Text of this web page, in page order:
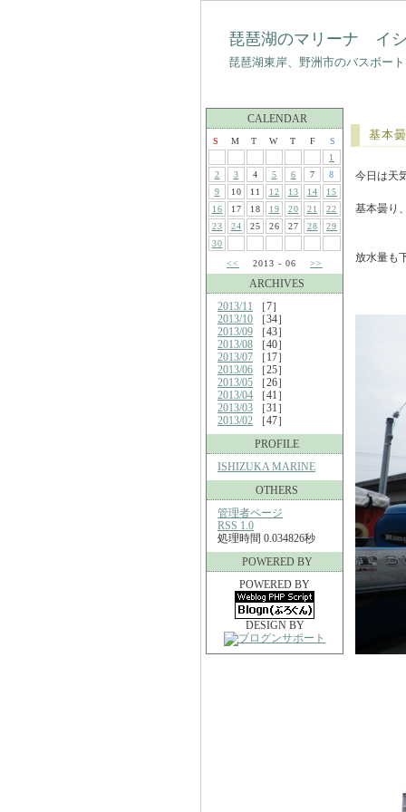
琵琶湖のマリーナ イ
琵琶湖東岸、野洲市のバスボー
CALENDAR
S M T W T F
S
1
2
3 4 5 6 7
8
9
10 11 12 13 14
15
16
17 18 19 20 21
22
23
24 25 26 27 28
29
30
<<
2013 - 06 >>
ARCHIVES
2013/11 ［7］
2013/10 ［34］
2013/09 ［43］
2013/08 ［40］
2013/07 ［17］
2013/06 ［25］
2013/05 ［26］
2013/04 ［41］
2013/03 ［31］
2013/02 ［47］
PROFILE
ISHIZUKA MARINE
OTHERS
管理者ページ
RSS 1.0
処理時間 0.034826秒
POWERED BY
POWERED BY
DESIGN BY
基本
今日は天
基本曇り
放水量も